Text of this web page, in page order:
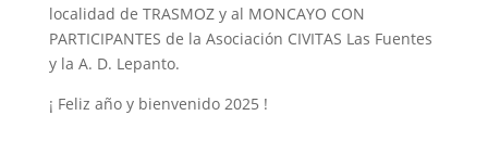
localidad de TRASMOZ y al MONCAYO CON
PARTICIPANTES de la Asociación CIVITAS Las Fuentes
y la A. D. Lepanto.
¡ Feliz año y bienvenido 2025 !